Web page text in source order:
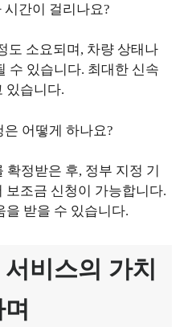
간이 걸리나요?
도 소요되며, 차량 상태나
수 있습니다. 최대한 신속
있습니다.
어떻게 하나요?
확정받은 후, 정부 지정 기
보조금 신청이 가능합니다.
을 받을 수 있습니다.
비스의 가치